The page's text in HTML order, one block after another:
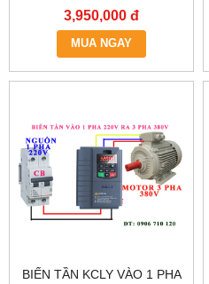
TẦN KCLY KOC600-
2R2GT3-B
3,950,000 đ
MUA NGAY
BIẾN TẦN KCLY VÀO 1 PHA